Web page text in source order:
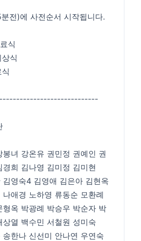
전)에 사전순서 시작됩니다.
식
식
봉녀 강온유 권민정 권예인 권
경희 김나영 김미정 김미현
김영숙4 김영애 김은아 김현옥
나애경 노하영 류동순 모환례
형옥 박광례 박승우 박순자 박
상열 백수민 서철원 성미숙
송한나 신선미 안나연 우연숙